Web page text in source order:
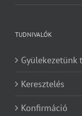
TUDNIVALÓK
Gyülekezetünk
Keresztelés
Konfirmáció